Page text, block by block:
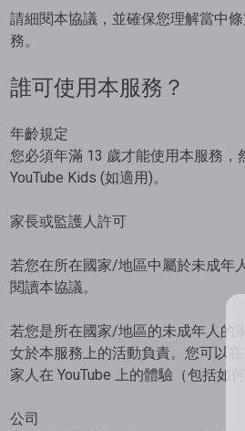
請細閱本協議，並確保您理解當中
務。
誰可使用本服務？
年齡規定
您必須年滿 13 歲才能使用本服務
YouTube Kids (如適用)。
家長或監護人許可
若您在所在國家/地區中屬於未成年
閱讀本協議。
若您是所在國家/地區的未成年人的
女於本服務上的活動負責。您可以在
家人在 YouTube 上的體驗（包括如
公司